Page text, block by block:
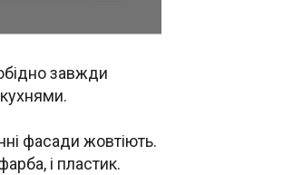
завжди
фасади жовтіють.
і пластик.